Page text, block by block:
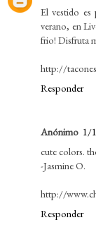
El vestido es
verano, en
frio! Disfruta
http://
Responder
Anónimo 1/
cute colors.
-Jasmine O.
http://
Responder